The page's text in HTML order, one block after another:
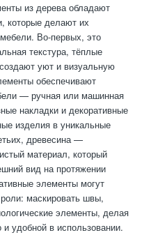
из дерева обладают
которые делают их
Во-первых, это
текстура, тёплые
уют и визуальную
обеспечивают
— ручная или машинная
накладки и декоративные
изделия в уникальные
древесина —
материал, который
вид на протяжении
элементы могут
маскировать швы,
элементы, делая
удобной в использовании.